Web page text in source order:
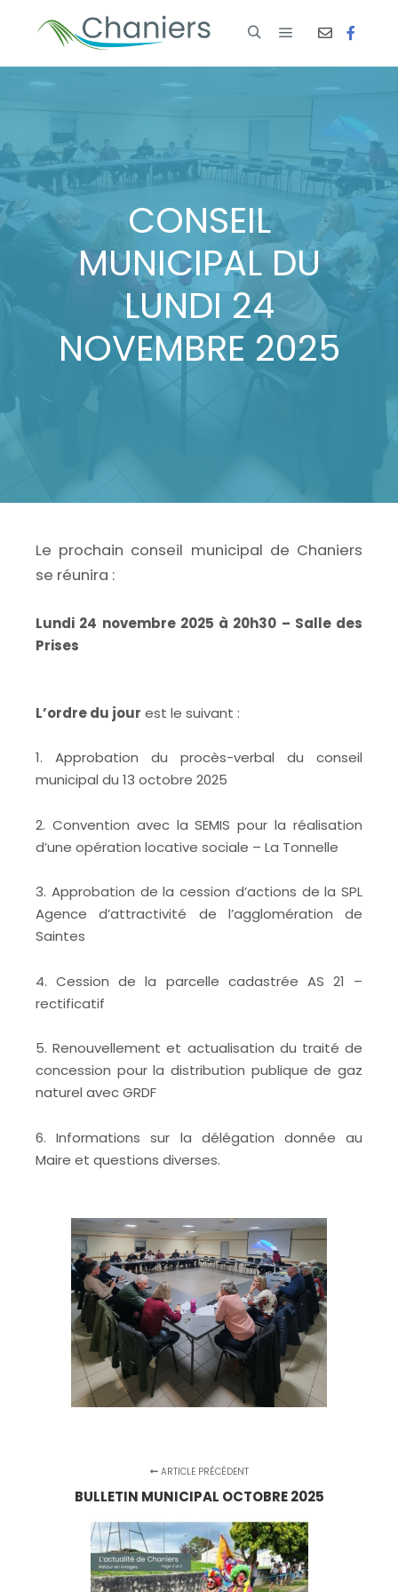
CONSEIL
MUNICIPAL DU
LUNDI 24
NOVEMBRE 2025
Le prochain conseil municipal de Chaniers
se réunira :
Lundi 24 novembre 2025 à 20h30 – Salle des
Prises
L’ordre du jour est le suivant :
1. Approbation du procès-verbal du conseil
municipal du 13 octobre 2025
2. Convention avec la SEMIS pour la réalisation
d’une opération locative sociale – La Tonnelle
3. Approbation de la cession d’actions de la SPL
Agence d’attractivité de l’agglomération de
Saintes
4. Cession de la parcelle cadastrée AS 21 –
rectificatif
5. Renouvellement et actualisation du traité de
concession pour la distribution publique de gaz
naturel avec GRDF
6. Informations sur la délégation donnée au
Maire et questions diverses.
ARTICLE PRÉCÉDENT
BULLETIN MUNICIPAL OCTOBRE 2025